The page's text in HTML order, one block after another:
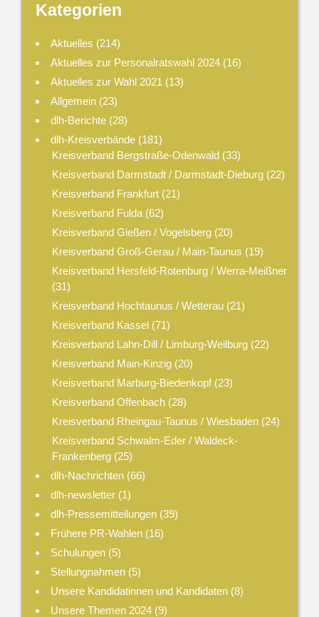
Kategorien
Aktuelles (214)
Aktuelles zur Personalratswahl 2024 (16)
Aktuelles zur Wahl 2021 (13)
Allgemein (23)
dlh-Berichte (28)
dlh-Kreisverbände (181)
Kreisverband Bergstraße-Odenwald(33)
Kreisverband Darmstadt / Darmstadt-Dieburg(22)
Kreisverband Frankfurt(21)
Kreisverband Fulda(62)
Kreisverband Gießen / Vogelsberg(20)
Kreisverband Groß-Gerau / Main-Taunus (19)
Kreisverband Hersfeld-Rotenburg / Werra-Meißner
(31)
Kreisverband Hochtaunus / Wetterau(21)
Kreisverband Kassel(71)
Kreisverband Lahn-Dill / Limburg-Weilburg(22)
Kreisverband Main-Kinzig(20)
Kreisverband Marburg-Biedenkopf(23)
Kreisverband Offenbach(28)
Kreisverband Rheingau-Taunus / Wiesbaden(24)
Kreisverband Schwalm-Eder / Waldeck-
Frankenberg(25)
dlh-Nachrichten (66)
dlh-newsletter (1)
dlh-Pressemitteilungen (39)
Frühere PR-Wahlen (16)
Schulungen (5)
Stellungnahmen (5)
Unsere Kandidatinnen und Kandidaten (8)
Unsere Themen 2024 (9)